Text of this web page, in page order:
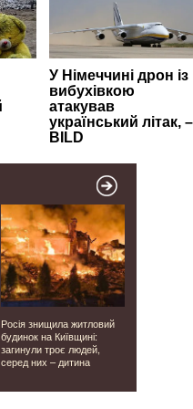
Росія знищила житловий
будинок на Київщині:
загинули троє людей,
серед них – дитина